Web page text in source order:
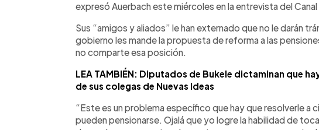
expresó Auerbach este miércoles en la entrevista del Canal
Sus “amigos y aliados” le han externado que no le darán
gobierno les mande la propuesta de reforma a las
no comparte esa posición.
LEA TAMBIÉN: Diputados de Bukele dictaminan que
de sus colegas de Nuevas Ideas
“Este es un problema específico que hay que resolverle a
pueden pensionarse. Ojalá que yo logre la habilidad de